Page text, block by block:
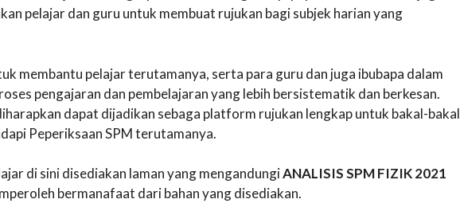
pelajar dan guru untuk membuat rujukan bagi subjek harian yang
membantu pelajar terutamanya, serta para guru dan juga ibubapa dalam
pengajaran dan pembelajaran yang lebih bersistematik dan berkesan.
dapat dijadikan sebaga platform rujukan lengkap untuk bakal-bakal
Peperiksaan SPM terutamanya.
di sini disediakan laman yang mengandungiANALISIS SPM FIZIK 2021
bermanafaat dari bahan yang disediakan.